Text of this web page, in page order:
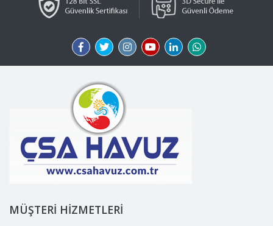
MÜŞTERİ HİZMETLERİ